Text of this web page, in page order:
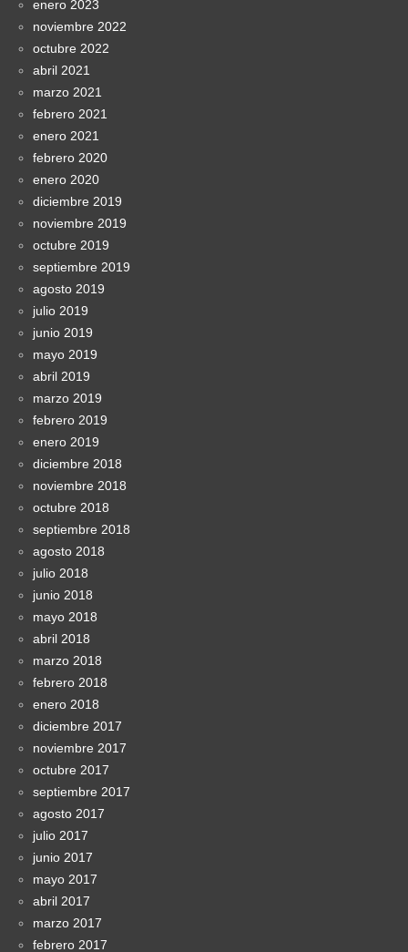
enero 2023
noviembre 2022
octubre 2022
abril 2021
marzo 2021
febrero 2021
enero 2021
febrero 2020
enero 2020
diciembre 2019
noviembre 2019
octubre 2019
septiembre 2019
agosto 2019
julio 2019
junio 2019
mayo 2019
abril 2019
marzo 2019
febrero 2019
enero 2019
diciembre 2018
noviembre 2018
octubre 2018
septiembre 2018
agosto 2018
julio 2018
junio 2018
mayo 2018
abril 2018
marzo 2018
febrero 2018
enero 2018
diciembre 2017
noviembre 2017
octubre 2017
septiembre 2017
agosto 2017
julio 2017
junio 2017
mayo 2017
abril 2017
marzo 2017
febrero 2017